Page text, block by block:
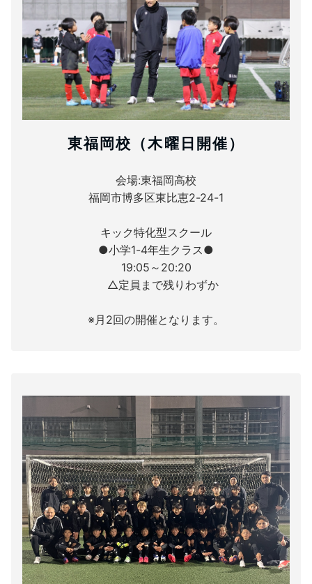
東福岡校（木曜日開催）
会場:東福岡高校
福岡市博多区東比恵2-24-1
キック特化型スクール
●小学1-4年生クラス●
19:05～20:20
△定員まで残りわずか
※月2回の開催となります。